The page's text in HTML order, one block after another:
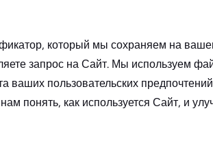
который мы сохраняем на
запрос на Сайт. Мы используем
ваших пользовательских
понять, как используется Сайт, и